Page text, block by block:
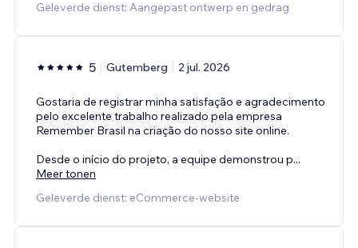
Geleverde dienst: Aangepast ontwerp en gedrag
5 Gutemberg 2 jul. 2026
Gostaria de registrar minha satisfação e agradecimento
pelo excelente trabalho realizado pela empresa
Remember Brasil na criação do nosso site online.
Desde o início do projeto, a equipe demonstrou p...
Meer tonen
Geleverde dienst: eCommerce-website